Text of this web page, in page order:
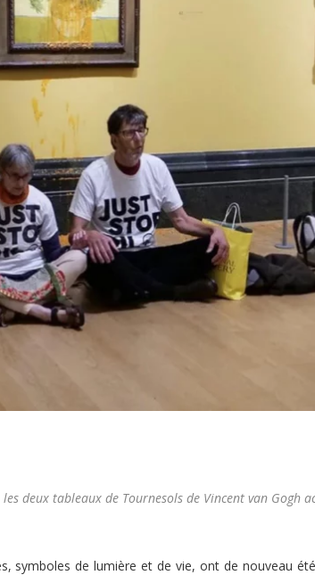
deux tableaux de Tournesols de Vincent van Gogh
symboles de lumière et de vie, ont de nouveau